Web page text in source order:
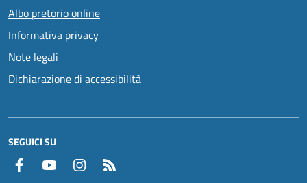
Albo pretorio online
Informativa privacy
Note legali
Dichiarazione di accessibilità
SEGUICI SU
Facebook YouTube Instagram